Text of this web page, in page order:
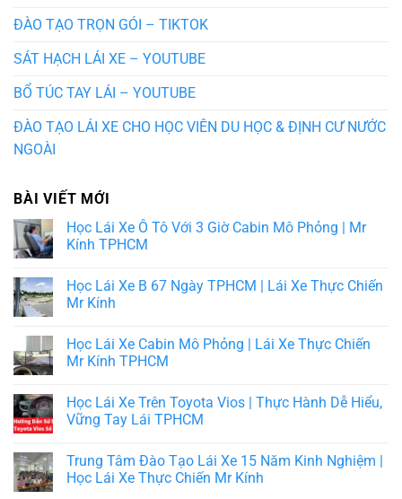
ĐÀO TẠO TRỌN GÓI – TIKTOK
SÁT HẠCH LÁI XE – YOUTUBE
BỔ TÚC TAY LÁI – YOUTUBE
ĐÀO TẠO LÁI XE CHO HỌC VIÊN DU HỌC & ĐỊNH CƯ NƯỚC
NGOÀI
BÀI VIẾT MỚI
Học Lái Xe Ô Tô Với 3 Giờ Cabin Mô Phỏng | Mr
Kính TPHCM
Học Lái Xe B 67 Ngày TPHCM | Lái Xe Thực Chiến
Mr Kính
Học Lái Xe Cabin Mô Phỏng | Lái Xe Thực Chiến
Mr Kính TPHCM
Học Lái Xe Trên Toyota Vios | Thực Hành Dễ Hiểu,
Vững Tay Lái TPHCM
Trung Tâm Đào Tạo Lái Xe 15 Năm Kinh Nghiệm |
Học Lái Xe Thực Chiến Mr Kính